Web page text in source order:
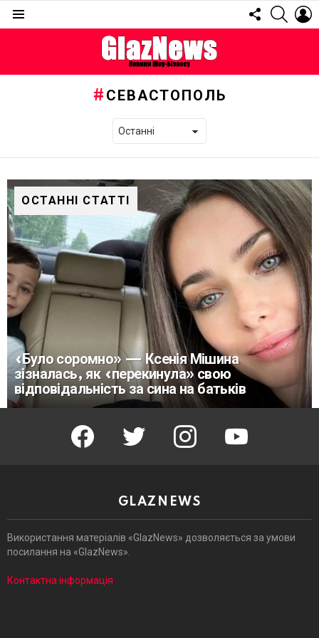
FOLLOW
US
СЕВАСТОПОЛЬ
ОСТАННІ СТАТТІ
«Було соромно» — Ксенія Мішина
зізналась, як «перекинула» свою
відповідальність за сина на батьків
facebook twitter instagram youtube
GLAZNEWS
Використання матеріалів «GlazNews» дозволяється за умови
посилання на «GlazNews».
Контактна інформація